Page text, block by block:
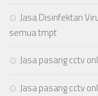
Jasa Disinfektan
semua tmpt
Jasa pasang cctv
Jasa pasang cctv